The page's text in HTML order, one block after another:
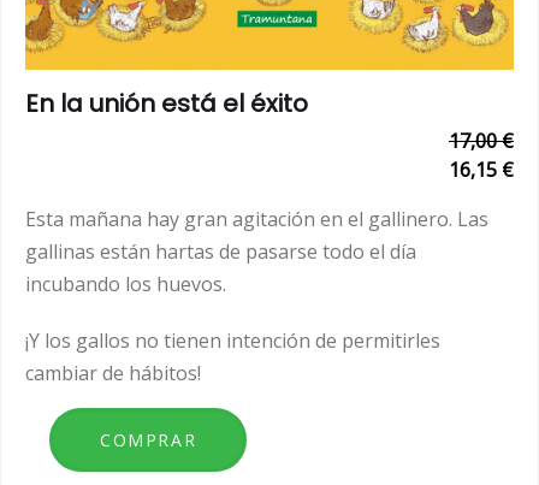
En la unión está el éxito
17,00 €
16,15 €
Esta mañana hay gran agitación en el gallinero. Las
gallinas están hartas de pasarse todo el día
incubando los huevos.
¡Y los gallos no tienen intención de permitirles
cambiar de hábitos!